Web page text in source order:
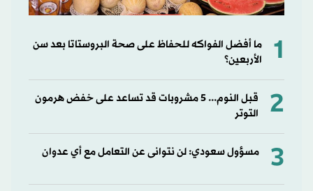
1
ما أفضل الفواكه للحفاظ على صحة البروستاتا بعد سن
الأربعين؟
2
قبل النوم... 5 مشروبات قد تساعد على خفض هرمون
التوتر
3 مسؤول سعودي: لن نتوانى عن التعامل مع أي عدوان